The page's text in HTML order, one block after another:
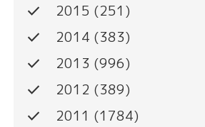
done 2015 (251)
done 2014 (383)
done 2013 (996)
done 2012 (389)
done 2011 (1784)